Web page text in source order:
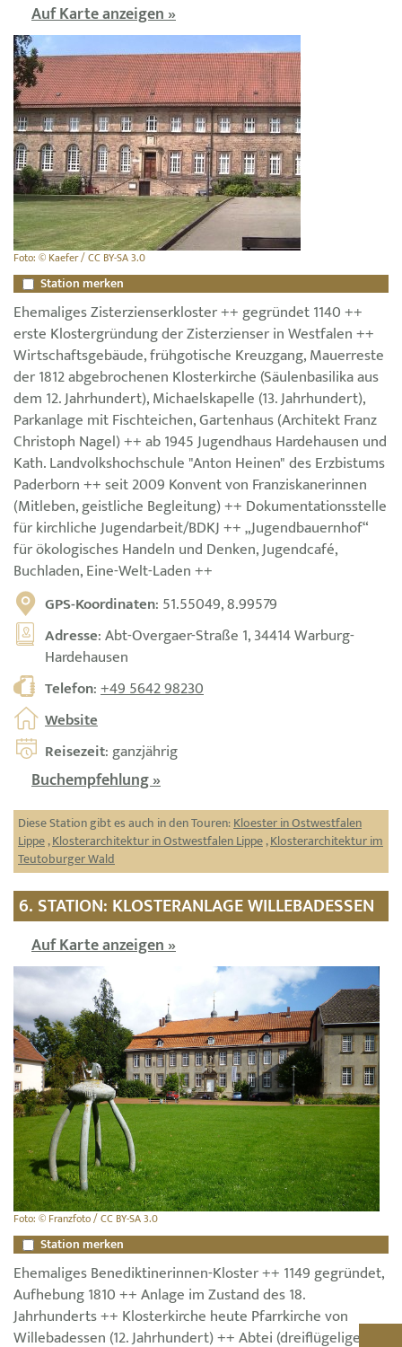
Auf Karte anzeigen »
Foto: © Kaefer / CC BY-SA 3.0
Station merken
Ehemaliges Zisterzienserkloster ++ gegründet 1140 ++
erste Klostergründung der Zisterzienser in Westfalen ++
Wirtschaftsgebäude, frühgotische Kreuzgang, Mauerreste
der 1812 abgebrochenen Klosterkirche (Säulenbasilika aus
dem 12. Jahrhundert), Michaelskapelle (13. Jahrhundert),
Parkanlage mit Fischteichen, Gartenhaus (Architekt Franz
Christoph Nagel) ++ ab 1945 Jugendhaus Hardehausen und
Kath. Landvolkshochschule "Anton Heinen" des Erzbistums
Paderborn ++ seit 2009 Konvent von Franziskanerinnen
(Mitleben, geistliche Begleitung) ++ Dokumentationsstelle
für kirchliche Jugendarbeit/BDKJ ++ „Jugendbauernhof“
für ökologisches Handeln und Denken, Jugendcafé,
Buchladen, Eine-Welt-Laden ++
GPS-Koordinaten: 51.55049, 8.99579
Adresse: Abt-Overgaer-Straße 1, 34414 Warburg-
Hardehausen
Telefon:+49 5642 98230
Website
Reisezeit: ganzjährig
Buchempfehlung »
Diese Station gibt es auch in den Touren:Kloester in Ostwestfalen
Lippe,Klosterarchitektur in Ostwestfalen Lippe,Klosterarchitektur im
Teutoburger Wald
6. STATION: KLOSTERANLAGE WILLEBADESSEN
Auf Karte anzeigen »
Foto: © Franzfoto / CC BY-SA 3.0
Station merken
Ehemaliges Benediktinerinnen-Kloster ++ 1149 gegründet,
Aufhebung 1810 ++ Anlage im Zustand des 18.
Jahrhunderts ++ Klosterkirche heute Pfarrkirche von
Willebadessen (12. Jahrhundert) ++ Abtei (dreiflügelige,